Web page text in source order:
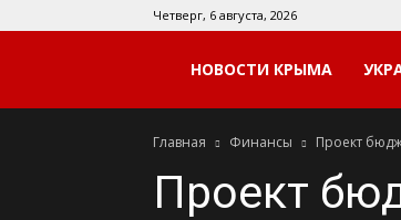
Четверг, 6 августа, 2026
Мой
Крым
НОВОСТИ КРЫМА
Главная Финансы Проект
Проект